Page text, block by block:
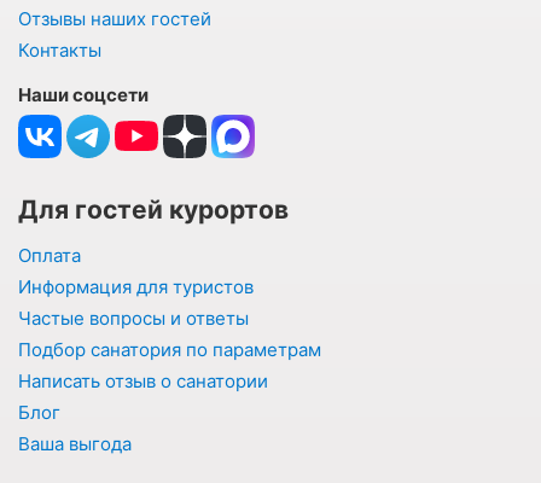
Отзывы наших гостей
Контакты
Наши соцсети
Для гостей курортов
Оплата
Информация для туристов
Частые вопросы и ответы
Подбор санатория по параметрам
Написать отзыв о санатории
Блог
Ваша выгода